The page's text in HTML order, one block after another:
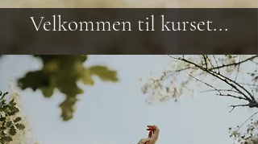
Velkommen til kurset...